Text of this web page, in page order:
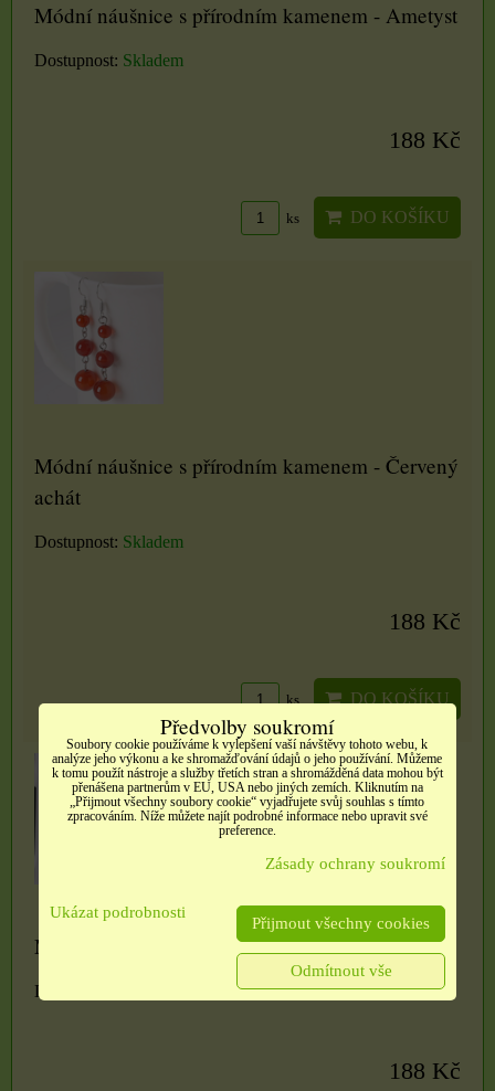
Módní náušnice s přírodním kamenem - Ametyst
Dostupnost: Skladem
188 Kč
ks DO KOŠÍKU
Módní náušnice s přírodním kamenem - Červený
achát
Dostupnost: Skladem
188 Kč
ks DO KOŠÍKU
Módní náušnice s přírodním kamenem - Howlite
Dostupnost:
188 Kč
Předvolby soukromí
Soubory cookie používáme k vylepšení vaší návštěvy tohoto webu, k
analýze jeho výkonu a ke shromažďování údajů o jeho používání. Můžeme
k tomu použít nástroje a služby třetích stran a shromážděná data mohou být
přenášena partnerům v EU, USA nebo jiných zemích. Kliknutím na
„Přijmout všechny soubory cookie“ vyjadřujete svůj souhlas s tímto
zpracováním. Níže můžete najít podrobné informace nebo upravit své
preference.
Zásady ochrany soukromí
Ukázat podrobnosti
Přijmout všechny cookies
Odmítnout vše